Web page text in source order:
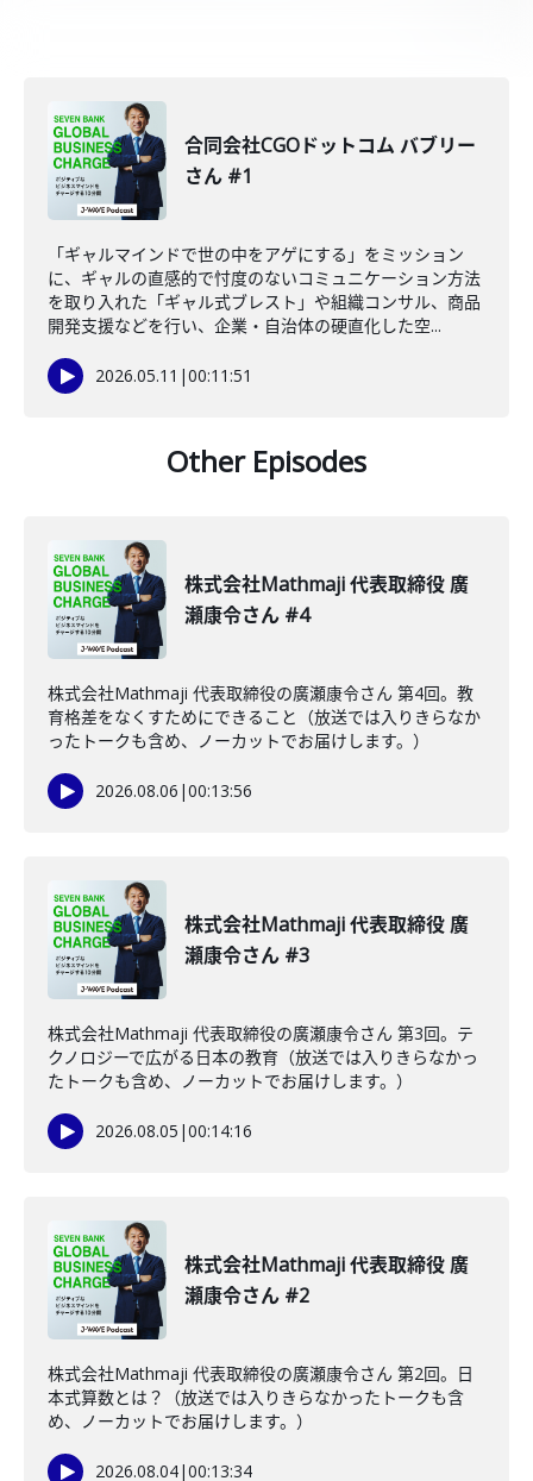
合同会社CGOドットコム バブリー
さん #1
「ギャルマインドで世の中をアゲにする」をミッション
に、ギャルの直感的で忖度のないコミュニケーション方法
を取り入れた「ギャル式ブレスト」や組織コンサル、商品
開発支援などを行い、企業・自治体の硬直化した空...
2026.05.11 |00:11:51
Other Episodes
株式会社Mathmaji 代表取締役 廣
瀬康令さん #4
株式会社Mathmaji 代表取締役の廣瀬康令さん 第4回。教
育格差をなくすためにできること（放送では入りきらなか
ったトークも含め、ノーカットでお届けします。）
2026.08.06 |00:13:56
株式会社Mathmaji 代表取締役 廣
瀬康令さん #3
株式会社Mathmaji 代表取締役の廣瀬康令さん 第3回。テ
クノロジーで広がる日本の教育（放送では入りきらなかっ
たトークも含め、ノーカットでお届けします。）
2026.08.05 |00:14:16
株式会社Mathmaji 代表取締役 廣
瀬康令さん #2
株式会社Mathmaji 代表取締役の廣瀬康令さん 第2回。日
本式算数とは？（放送では入りきらなかったトークも含
め、ノーカットでお届けします。）
2026.08.04|00:13:34